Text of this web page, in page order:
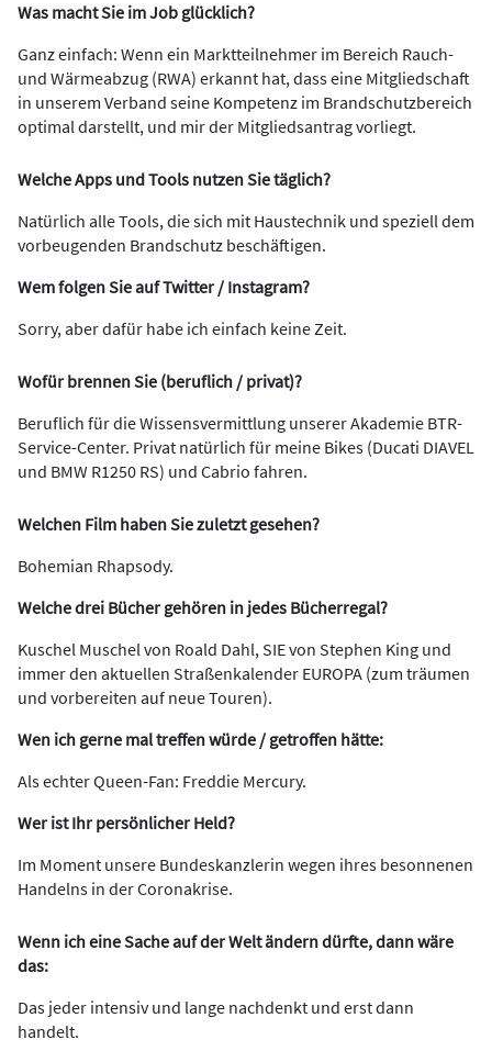
Was macht Sie im Job glücklich?
Ganz einfach: Wenn ein Marktteilnehmer im Bereich Rauch-
und Wärmeabzug (RWA) erkannt hat, dass eine Mitgliedschaft
in unserem Verband seine Kompetenz im Brandschutzbereich
optimal darstellt, und mir der Mitgliedsantrag vorliegt.
Welche Apps und Tools nutzen Sie täglich?
Natürlich alle Tools, die sich mit Haustechnik und speziell dem
vorbeugenden Brandschutz beschäftigen.
Wem folgen Sie auf Twitter / Instagram?
Sorry, aber dafür habe ich einfach keine Zeit.
Wofür brennen Sie (beruflich / privat)?
Beruflich für die Wissensvermittlung unserer Akademie BTR-
Service-Center. Privat natürlich für meine Bikes (Ducati DIAVEL
und BMW R1250 RS) und Cabrio fahren.
Welchen Film haben Sie zuletzt gesehen?
Bohemian Rhapsody.
Welche drei Bücher gehören in jedes Bücherregal?
Kuschel Muschel von Roald Dahl, SIE von Stephen King und
immer den aktuellen Straßenkalender EUROPA (zum träumen
und vorbereiten auf neue Touren).
Wen ich gerne mal treffen würde / getroffen hätte:
Als echter Queen-Fan: Freddie Mercury.
Wer ist Ihr persönlicher Held?
Im Moment unsere Bundeskanzlerin wegen ihres besonnenen
Handelns in der Coronakrise.
Wenn ich eine Sache auf der Welt ändern dürfte, dann wäre
das:
Das jeder intensiv und lange nachdenkt und erst dann
handelt.